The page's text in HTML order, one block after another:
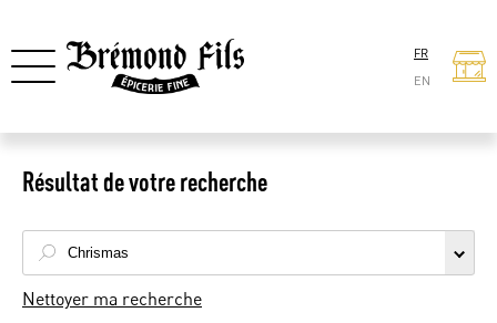
FR
EN
Résultat de votre recherche
Nettoyer ma recherche